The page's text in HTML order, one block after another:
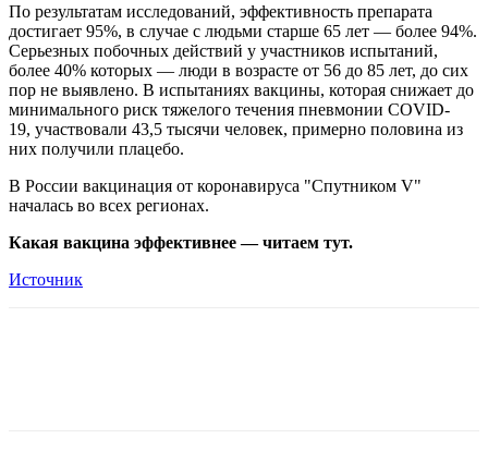
По результатам исследований, эффективность препарата
достигает 95%, в случае с людьми старше 65 лет — более 94%.
Серьезных побочных действий у участников испытаний,
более 40% которых — люди в возрасте от 56 до 85 лет, до сих
пор не выявлено. В испытаниях вакцины, которая снижает до
минимального риск тяжелого течения пневмонии COVID-
19, участвовали 43,5 тысячи человек, примерно половина из
них получили плацебо.
В России вакцинация от коронавируса "Спутником V"
началась во всех регионах.
Какая вакцина эффективнее — читаем тут.
Источник